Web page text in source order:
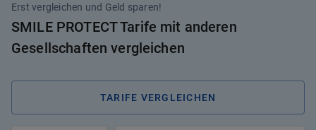
Erst vergleichen und Geld sparen!
SMILE PROTECT Tarife mit anderen
Gesellschaften vergleichen
TARIFE VERGLEICHEN